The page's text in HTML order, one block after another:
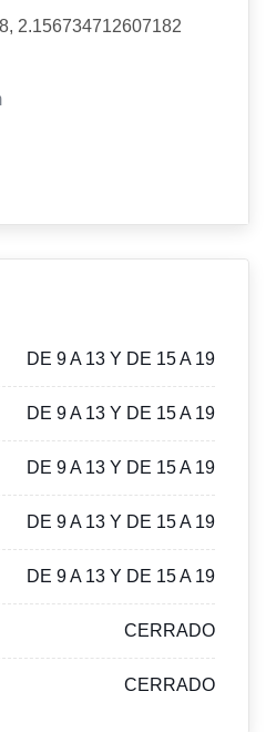
2.156734712607182
DE 9 A 13 Y DE 15 A 19
DE 9 A 13 Y DE 15 A 19
DE 9 A 13 Y DE 15 A 19
DE 9 A 13 Y DE 15 A 19
DE 9 A 13 Y DE 15 A 19
CERRADO
CERRADO